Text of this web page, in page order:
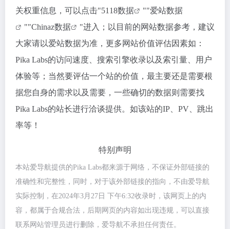
关权重信息，可以点击"5118数据 ""爱站数据
""Chinaz数据
"进入；以目前的网站数据参考，建议
大家请以爱站数据为准，更多网站价值评估因素如：
Pika Labs的访问速度、搜索引擎收录以及索引量、用户
体验等；当然要评估一个站的价值，最主要还是需要根
据您自身的需求以及需要，一些确切的数据则需要找
Pika Labs的站长进行洽谈提供。如该站的IP、PV、跳出
率等！
特别声明
本站爱导航提供的Pika Labs都来源于网络，不保证外部链接的
准确性和完整性，同时，对于该外部链接的指向，不由爱导航
实际控制，在2024年3月27日 下午6:32收录时，该网页上的内
容，都属于合规合法，后期网页的内容如出现违规，可以直接
联系网站管理员进行删除，爱导航不承担任何责任。